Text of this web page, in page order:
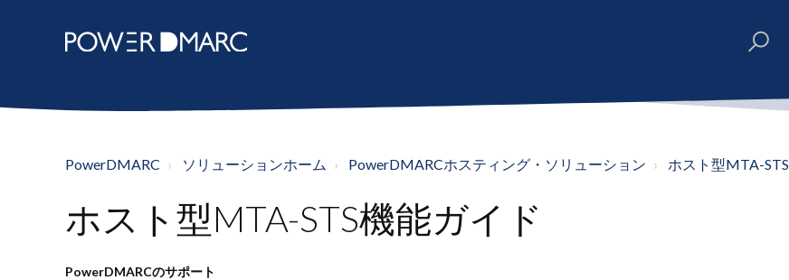
PowerDMARC ソリューションホーム PowerDMARCホスティング・ソリューション ホスト型MTA-STS
ホスト型MTA-STS機能ガイド
PowerDMARCのサポート